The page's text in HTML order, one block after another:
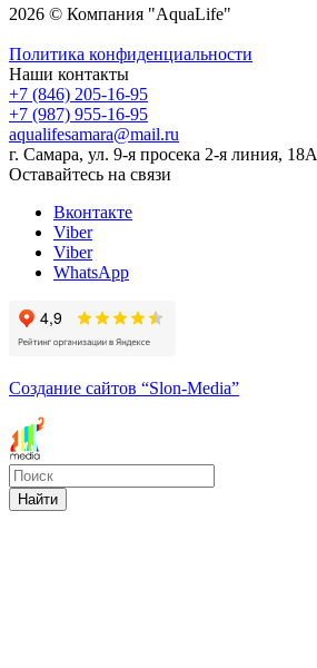
2026 © Компания "AquaLife"
Политика конфиденциальности
Наши контакты
+7 (846) 205-16-95
+7 (987) 955-16-95
aqualifesamara@mail.ru
г. Самара, ул. 9-я просека 2-я линия, 18А
Оставайтесь на связи
Вконтакте
Viber
Viber
WhatsApp
Создание сайтов “Slon-Media”
Найти